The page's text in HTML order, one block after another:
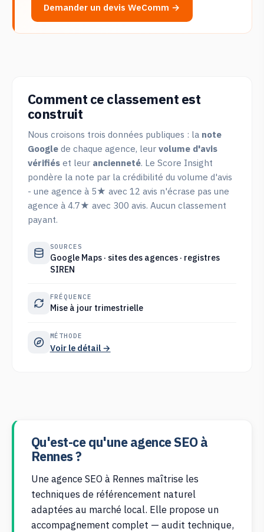
Demander un devis WeComm →
Comment ce classement est
construit
Nous croisons trois données publiques : la note
Googlede chaque agence, leur volume d'avis
vérifiéset leur ancienneté. Le Score Insight
pondère la note par la crédibilité du volume d'avis
- une agence à 5★ avec 12 avis n'écrase pas une
agence à 4.7★ avec 300 avis. Aucun classement
payant.
SOURCES
Google Maps · sites des agences · registres
SIREN
FRÉQUENCE
Mise à jour trimestrielle
MÉTHODE
Voir le détail →
Qu'est-ce qu'une agence SEO à
Rennes ?
Une agence SEO à Rennes maîtrise les
techniques de référencement naturel
adaptées au marché local. Elle propose un
accompagnement complet — audit technique,